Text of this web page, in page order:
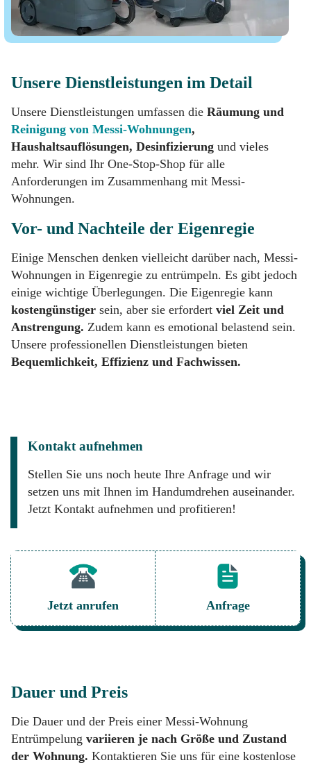
Unsere Dienstleistungen im Detail
Unsere Dienstleistungen umfassen die Räumung und
Reinigung von Messi-Wohnungen,
Haushaltsauflösungen, Desinfizierung und vieles
mehr. Wir sind Ihr One-Stop-Shop für alle
Anforderungen im Zusammenhang mit Messi-
Wohnungen.
Vor- und Nachteile der Eigenregie
Einige Menschen denken vielleicht darüber nach, Messi-
Wohnungen in Eigenregie zu entrümpeln. Es gibt jedoch
einige wichtige Überlegungen. Die Eigenregie kann
kostengünstiger sein, aber sie erfordert viel Zeit und
Anstrengung. Zudem kann es emotional belastend sein.
Unsere professionellen Dienstleistungen bieten
Bequemlichkeit, Effizienz und Fachwissen.
Kontakt aufnehmen
Stellen Sie uns noch heute Ihre Anfrage und wir
setzen uns mit Ihnen im Handumdrehen auseinander.
Jetzt Kontakt aufnehmen und profitieren!
Jetzt anrufen Anfrage
Dauer und Preis
Die Dauer und der Preis einer Messi-Wohnung
Entrümpelung variieren je nach Größe und Zustand
der Wohnung. Kontaktieren Sie uns für eine kostenlose